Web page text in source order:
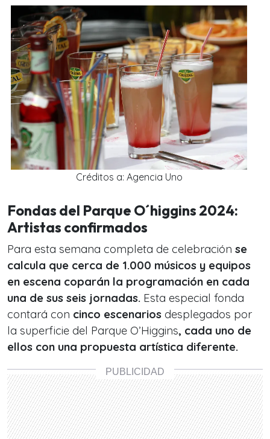
Créditos a: Agencia Uno
Fondas del Parque O´higgins 2024:
Artistas confirmados
Para esta semana completa de celebración se
calcula que cerca de 1.000 músicos y equipos
en escena coparán la programación en cada
una de sus seis jornadas. Esta especial fonda
contará con cinco escenarios desplegados por
la superficie del Parque O’Higgins, cada uno de
ellos con una propuesta artística diferente.